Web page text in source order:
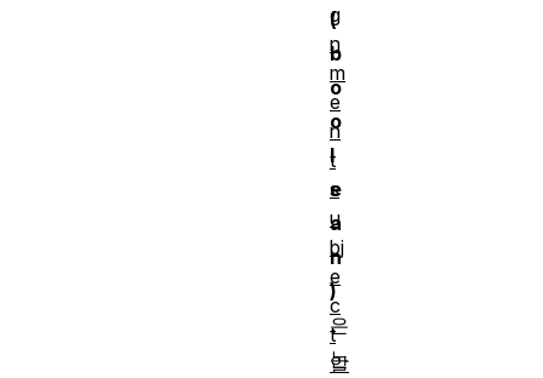
(
b
o
o
l
e
a
n
)
은
논
g
n
m
e
n
t
s
u
bj
e
c
t
알